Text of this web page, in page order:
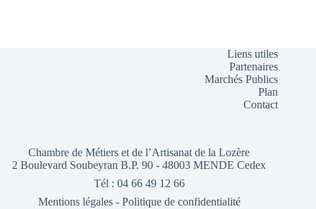
Liens utiles
Partenaires
Marchés Publics
Plan
Contact
Chambre de Métiers et de l’Artisanat de la Lozère
2 Boulevard Soubeyran B.P. 90 - 48003 MENDE Cedex
Tél : 04 66 49 12 66
Mentions légales- Politique de confidentialité